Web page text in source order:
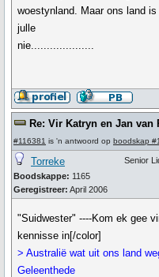
woestynland. Maar ons land
julle
nie....................
Re: Vir Katryn en Jan van
#116381 is 'n antwoord op boodskap
Torreke
Boodskappe: 1165
Geregistreer: April 2006
Senior
"Suidwester" ----Kom ek gee
kennisse in[/color]
> Australië wat uit ons land
Geleenthede